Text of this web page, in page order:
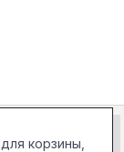
корзины,